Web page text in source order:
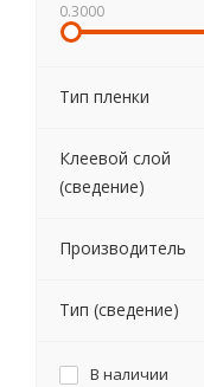
0.3000
Тип пленки
Клеевой слой
(сведение)
Производитель
Тип (сведение)
В наличии